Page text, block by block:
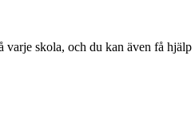
skola, och du kan även få